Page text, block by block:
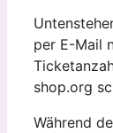
per E-Mail
shop.org
Während